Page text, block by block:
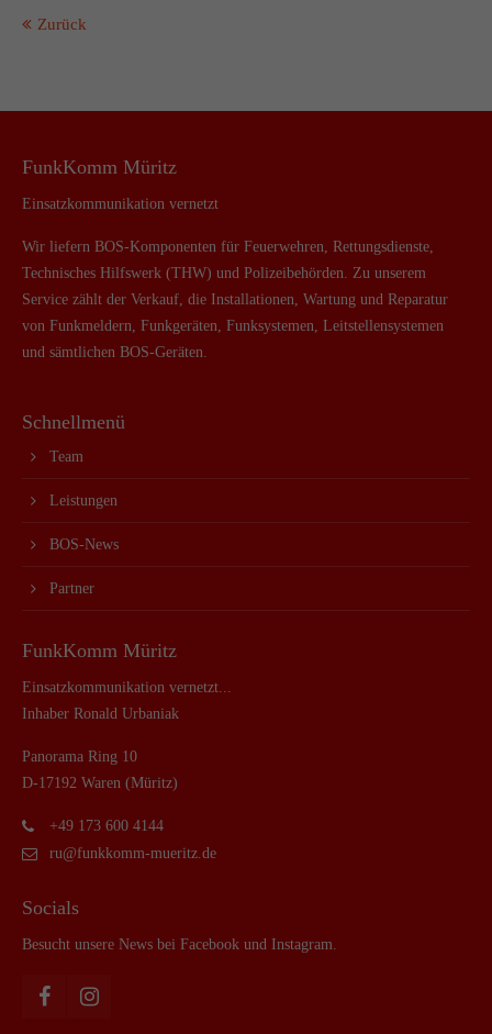
Zurück
FunkKomm Müritz
Einsatzkommunikation vernetzt
Wir liefern BOS-Komponenten für Feuerwehren, Rettungsdienste,
Technisches Hilfswerk (THW) und Polizeibehörden. Zu unserem
Service zählt der Verkauf, die Installationen, Wartung und Reparatur
von Funkmeldern, Funkgeräten, Funksystemen, Leitstellensystemen
und sämtlichen BOS-Geräten.
Schnellmenü
Team
Leistungen
BOS-News
Partner
FunkKomm Müritz
Einsatzkommunikation vernetzt...
Inhaber Ronald Urbaniak
Panorama Ring 10
D-17192 Waren (Müritz)
+49 173 600 4144
ru@funkkomm-mueritz.de
Socials
Besucht unsere News bei Facebook und Instagram.